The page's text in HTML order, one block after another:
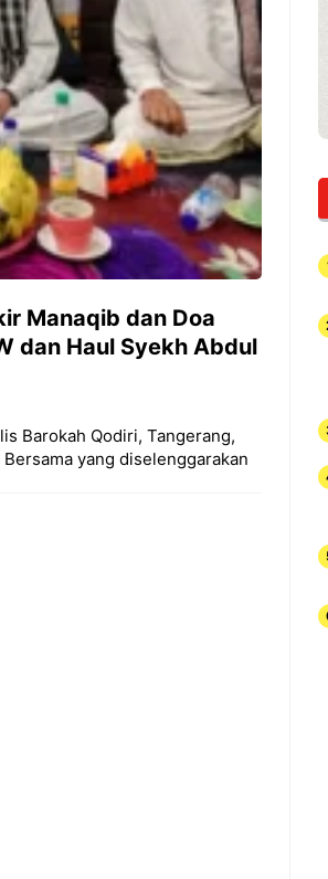
Manaqib dan Doa
dan Haul Syekh Abdul
Barokah Qodiri, Tangerang,
yang diselenggarakan
Dari Iseng Jadi Cuan: Kisah
TUM_ATUL yang Ubah
Hampers Jadi Bisnis Kece